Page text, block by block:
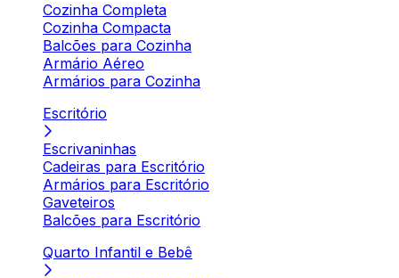
Cozinha Completa
Cozinha Compacta
Balcões para Cozinha
Armário Aéreo
Armários para Cozinha
Escritório
Escrivaninhas
Cadeiras para Escritório
Armários para Escritório
Gaveteiros
Balcões para Escritório
Quarto Infantil e Bebê